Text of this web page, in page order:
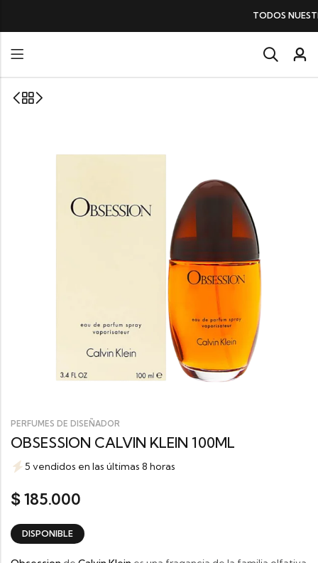
TODOS NUESTROS PERFUMESSIN
PERFUMES DE DISEÑADOR
OBSESSION CALVIN KLEIN 100ML
5 vendidos en las últimas 8 horas
$185.000
DISPONIBLE